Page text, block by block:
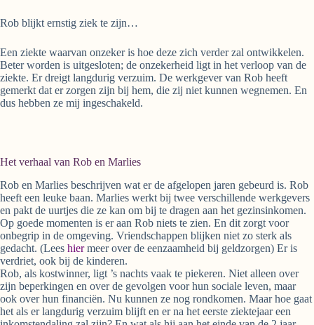
Rob blijkt ernstig ziek te zijn…
Een ziekte waarvan onzeker is hoe deze zich verder zal ontwikkelen.
Beter worden is uitgesloten; de onzekerheid ligt in het verloop van de
ziekte. Er dreigt langdurig verzuim. De werkgever van Rob heeft
gemerkt dat er zorgen zijn bij hem, die zij niet kunnen wegnemen. En
dus hebben ze mij ingeschakeld.
Het verhaal van Rob en Marlies
Rob en Marlies beschrijven wat er de afgelopen jaren gebeurd is. Rob
heeft een leuke baan. Marlies werkt bij twee verschillende werkgevers
en pakt de uurtjes die ze kan om bij te dragen aan het gezinsinkomen.
Op goede momenten is er aan Rob niets te zien. En dit zorgt voor
onbegrip in de omgeving. Vriendschappen blijken niet zo sterk als
gedacht. (Lees hiermeer over de eenzaamheid bij geldzorgen) Er is
verdriet, ook bij de kinderen.
Rob, als kostwinner, ligt ’s nachts vaak te piekeren. Niet alleen over
zijn beperkingen en over de gevolgen voor hun sociale leven, maar
ook over hun financiën. Nu kunnen ze nog rondkomen. Maar hoe gaat
het als er langdurig verzuim blijft en er na het eerste ziektejaar een